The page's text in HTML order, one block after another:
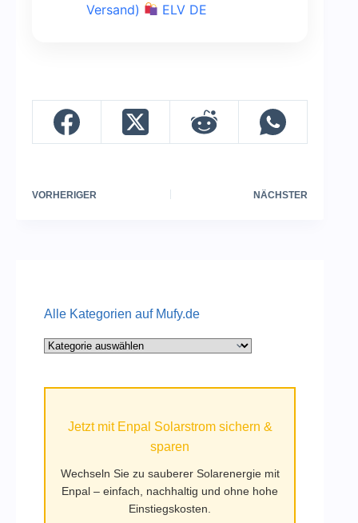
Versand)
ELV DE
VORHERIGER NÄCHSTER
Alle Kategorien auf Mufy.de
Alle
Jetzt mit Enpal Solarstrom sichern &
sparen
Wechseln Sie zu sauberer Solarenergie mit
Enpal – einfach, nachhaltig und ohne hohe
Einstiegskosten.